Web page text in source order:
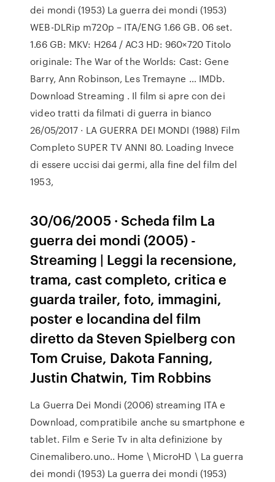
dei mondi (1953) La guerra dei mondi (1953)
WEB-DLRip m720p – ITA/ENG 1.66 GB. 06 set.
1.66 GB: MKV: H264 / AC3 HD: 960×720 Titolo
originale: The War of the Worlds: Cast: Gene
Barry, Ann Robinson, Les Tremayne … IMDb.
Download Streaming . Il film si apre con dei
video tratti da filmati di guerra in bianco
26/05/2017 · LA GUERRA DEI MONDI (1988) Film
Completo SUPER TV ANNI 80. Loading Invece
di essere uccisi dai germi, alla fine del film del
1953,
30/06/2005 · Scheda film La
guerra dei mondi (2005) -
Streaming | Leggi la recensione,
trama, cast completo, critica e
guarda trailer, foto, immagini,
poster e locandina del film
diretto da Steven Spielberg con
Tom Cruise, Dakota Fanning,
Justin Chatwin, Tim Robbins
La Guerra Dei Mondi (2006) streaming ITA e
Download, compratibile anche su smartphone e
tablet. Film e Serie Tv in alta definizione by
Cinemalibero.uno.. Home \ MicroHD \ La guerra
dei mondi (1953) La guerra dei mondi (1953)